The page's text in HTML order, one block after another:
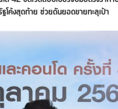
ฐโค้งสุดท้าย ช่วยดันยอดขายทะลุเป้า